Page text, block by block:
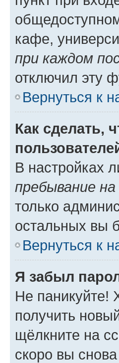
кафе,
при каждом
отключил эту
Вернуться к
Как сделать,
В настройках
пребывание
только
остальных вы
Вернуться к
Я забыл
Не паникуйте!
получить
щёлкните на
скоро вы